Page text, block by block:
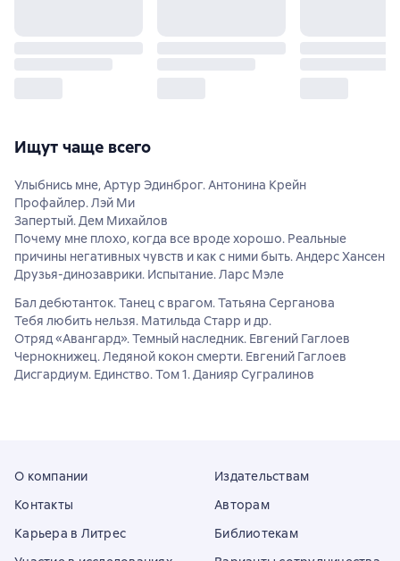
Ищут чаще всего
Улыбнись мне, Артур Эдинброг. Антонина Крейн
Профайлер. Лэй Ми
Запертый. Дем Михайлов
Почему мне плохо, когда все вроде хорошо. Реальные
причины негативных чувств и как с ними быть. Андерс Хансен
Друзья-динозаврики. Испытание. Ларс Мэле
Бал дебютанток. Танец с врагом. Татьяна Серганова
Тебя любить нельзя. Матильда Старр и др.
Отряд «Авангард». Темный наследник. Евгений Гаглоев
Чернокнижец. Ледяной кокон смерти. Евгений Гаглоев
Дисгардиум. Единство. Том 1. Данияр Сугралинов
О компании
Контакты
Карьера в Литрес
Издательствам
Авторам
Библиотекам